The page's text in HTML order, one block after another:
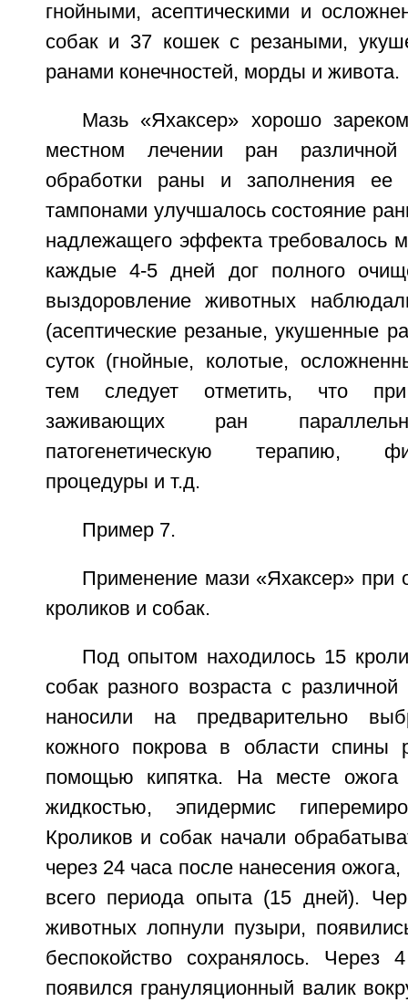
гнойными, асептическими и
собак и 37 кошек с резаными,
ранами конечностей, морды и живота.
Мазь «Яхаксер» хорошо
местном лечении ран
обработки раны и заполнения ее
тампонами улучшалось состояние
надлежащего эффекта требовалось
каждые 4-5 дней дог полного
выздоровление животных
(асептические резаные, укушенные
суток (гнойные, колотые,
тем следует отметить, что
заживающих ран
патогенетическую терапию,
процедуры и т.д.
Пример 7.
Применение мази «Яхаксер» при
кроликов и собак.
Под опытом находилось 15
собак разного возраста с
наносили на предварительно
кожного покрова в области
помощью кипятка. На месте ожога
жидкостью, эпидермис
Кроликов и собак начали
через 24 часа после нанесения
всего периода опыта (15 дней).
животных лопнули пузыри,
беспокойство сохранялось. Через
появился грануляционный валик